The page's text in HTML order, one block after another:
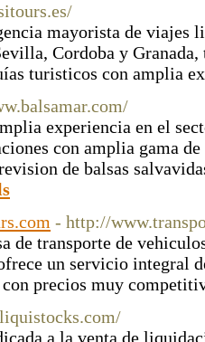
mayorista de viajes
Cordoba y
turisticos con amplia
experiencia en el
con amplia gama
de balsas
- http://
de transporte de
un servicio integral
precios muy
a la venta de